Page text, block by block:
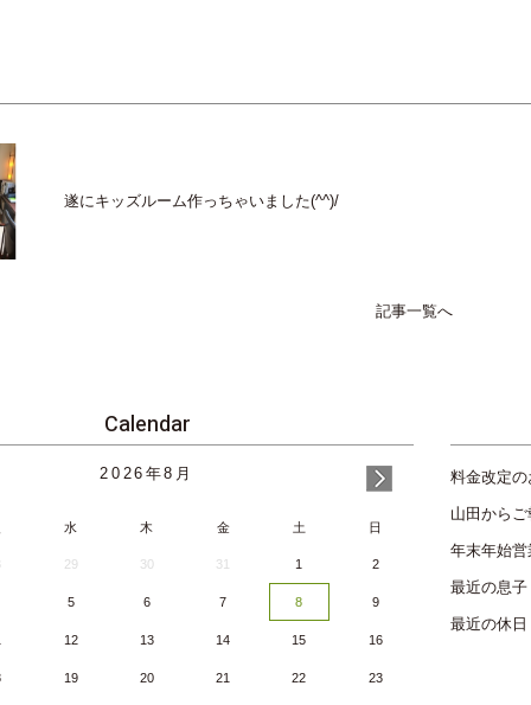
遂にキッズルーム作っちゃいました(^^)/
記事一覧へ
Calendar
2026 年8月
水 木 金 土 日
29 30 31 1 2
5 6 7 8 9
12 13 14 15 16
19 20 21 22 23
料金改定
山田からご
年末年始
最近の息子
最近の休日